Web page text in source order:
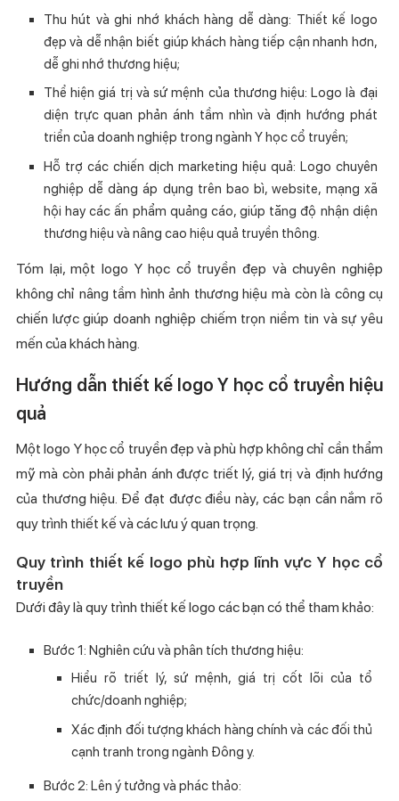
Thu hút và ghi nhớ khách hàng dễ dàng: Thiết kế logo
đẹp và dễ nhận biết giúp khách hàng tiếp cận nhanh hơn,
dễ ghi nhớ thương hiệu;
Thể hiện giá trị và sứ mệnh của thương hiệu: Logo là đại
diện trực quan phản ánh tầm nhìn và định hướng phát
triển của doanh nghiệp trong ngành Y học cổ truyền;
Hỗ trợ các chiến dịch marketing hiệu quả: Logo chuyên
nghiệp dễ dàng áp dụng trên bao bì, website, mạng xã
hội hay các ấn phẩm quảng cáo, giúp tăng độ nhận diện
thương hiệu và nâng cao hiệu quả truyền thông.
Tóm lại, một logo Y học cổ truyền đẹp và chuyên nghiệp
không chỉ nâng tầm hình ảnh thương hiệu mà còn là công cụ
chiến lược giúp doanh nghiệp chiếm trọn niềm tin và sự yêu
mến của khách hàng.
Hướng dẫn thiết kế logo Y học cổ truyền hiệu
quả
Một logo Y học cổ truyền đẹp và phù hợp không chỉ cần thẩm
mỹ mà còn phải phản ánh được triết lý, giá trị và định hướng
của thương hiệu. Để đạt được điều này, các bạn cần nắm rõ
quy trình thiết kế và các lưu ý quan trọng.
Quy trình thiết kế logo phù hợp lĩnh vực Y học cổ
truyền
Dưới đây là quy trình thiết kế logo các bạn có thể tham khảo:
Bước 1: Nghiên cứu và phân tích thương hiệu:
Hiểu rõ triết lý, sứ mệnh, giá trị cốt lõi của tổ
chức/doanh nghiệp;
Xác định đối tượng khách hàng chính và các đối thủ
cạnh tranh trong ngành Đông y.
Bước 2: Lên ý tưởng và phác thảo: